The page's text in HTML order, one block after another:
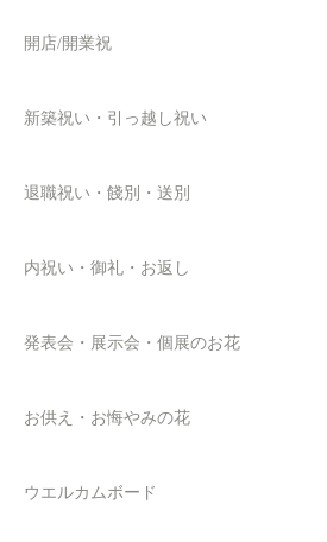
開店/開業祝
新築祝い・引っ越し祝い
退職祝い・餞別・送別
内祝い・御礼・お返し
発表会・展示会・個展のお花
お供え・お悔やみの花
ウエルカムボード